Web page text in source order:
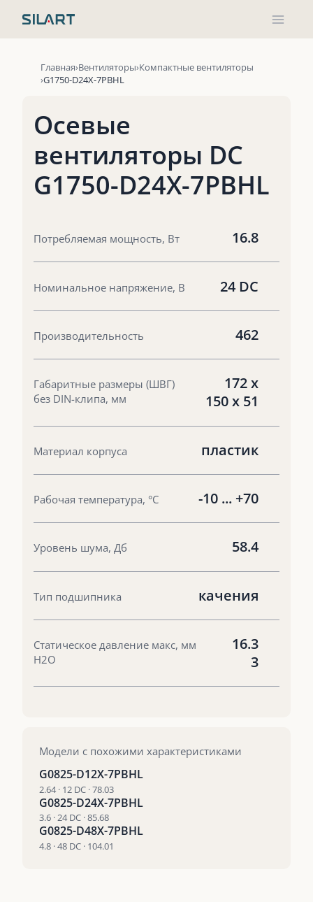
Главная Вентиляторы Компактные вентиляторы
G1750-D24X-7PBHL
Осевые
вентиляторы DC
G1750-D24X-7PBHL
Потребляемая мощность, Вт 16.8
Номинальное напряжение, В 24 DC
Производительность 462
Габаритные размеры (ШВГ)
без DIN-клипа, мм
172 х
150 х 51
Материал корпуса пластик
Рабочая температура, °С -10 ... +70
Уровень шума, Дб 58.4
Тип подшипника качения
Статическое давление макс, мм
Н2О
16.3
3
Модели с похожими характеристиками
G0825-D12X-7PBHL
2.64 · 12 DC · 78.03
G0825-D24X-7PBHL
3.6 · 24 DC · 85.68
G0825-D48X-7PBHL
4.8 · 48 DC · 104.01